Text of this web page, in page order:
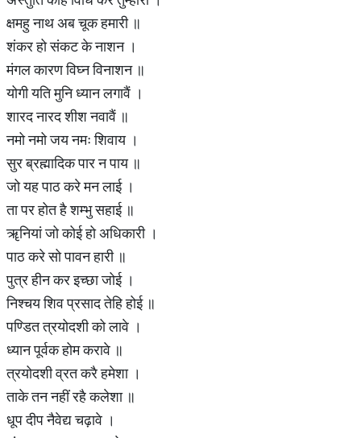
क्षमहु नाथ अब चूक हमारी ॥
शंकर हो संकट के नाशन ।
मंगल कारण विघ्न विनाशन ॥
योगी यति मुनि ध्यान लगावैं ।
शारद नारद शीश नवावैं ॥
नमो नमो जय नमः शिवाय ।
सुर ब्रह्मादिक पार न पाय ॥
जो यह पाठ करे मन लाई ।
ता पर होत है शम्भु सहाई ॥
ॠनियां जो कोई हो अधिकारी ।
पाठ करे सो पावन हारी ॥
पुत्र हीन कर इच्छा जोई ।
निश्चय शिव प्रसाद तेहि होई ॥
पण्डित त्रयोदशी को लावे ।
ध्यान पूर्वक होम करावे ॥
त्रयोदशी व्रत करै हमेशा ।
ताके तन नहीं रहै कलेशा ॥
धूप दीप नैवेद्य चढ़ावे ।